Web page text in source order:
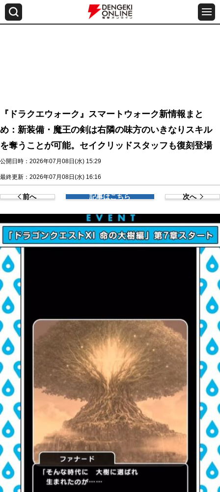
『ドラクエウォーク』スマートウォーク新情報まと
め：新装備・魔王の剣は右隣の味方のいきなりスキル
を奪うことが可能。セイクリッドスタッフも復刻登場
公開日時：2026年07月08日(水) 15:29
最終更新：2026年07月08日(水) 16:16
前へ 記事はこちら 次へ